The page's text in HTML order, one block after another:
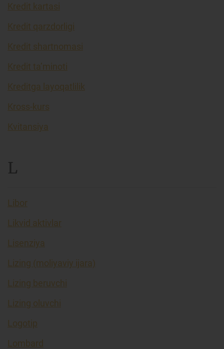
Kredit kartasi
Kredit qarzdorligi
Kredit shartnomasi
Kredit ta’minoti
Kreditga layoqatlilik
Kross-kurs
Kvitansiya
L
Libor
Likvid aktivlar
Lisenziya
Lizing (moliyaviy ijara)
Lizing beruvchi
Lizing oluvchi
Logotip
Lombard